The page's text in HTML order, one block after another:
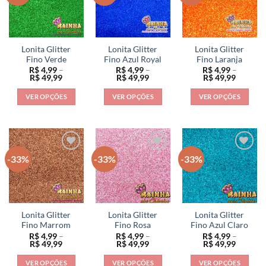
As
opções
podem
ser
escolhidas
na
página
do
produto
As
opções
podem
ser
escolhidas
na
página
do
produto
As
opções
podem
ser
escolhidas
na
página
do
produto
Lonita Glitter
Fino Verde
R$4,99 –
R$49,99Faixa
preço:
R$ 4,99
através
VER OPÇÕES
tem
várias
variantes.
As
opções
podem
ser
escolhidas
na
página
do
Lonita Glitter
Fino Azul Royal
R$4,99 –
R$49,99Faixa
preço:
R$ 4,99
através
VER OPÇÕES
tem
várias
variantes.
As
opções
podem
ser
escolhidas
na
página
do
Lonita Glitter
Fino Laranja
R$4,99 –
R$49,99Faixa
preço:
R$ 4,99
através
VER OPÇÕES
tem
várias
variantes.
As
opções
podem
ser
escolhidas
na
página
do
-33%
Lonita Glitter
Fino Marrom
R$4,99 –
R$49,99Faixa
preço:
VER OPÇÕES
-33%
Lonita Glitter
Fino Rosa
R$4,99 –
R$49,99Faixa
preço:
VER OPÇÕES
-33%
Lonita Glitter
Fino Azul Claro
R$4,99 –
R$49,99Faixa
preço:
VER OPÇÕES